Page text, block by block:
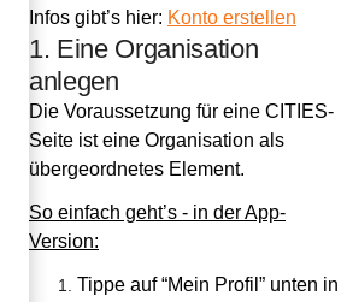
Infos gibt’s hier: Konto erstellen
1. Eine Organisation
anlegen
Die Voraussetzung für eine CITIES-
Seite ist eine Organisation als
übergeordnetes Element.
So einfach geht’s - in der App-
Version:
Tippe auf “Mein Profil” unten in